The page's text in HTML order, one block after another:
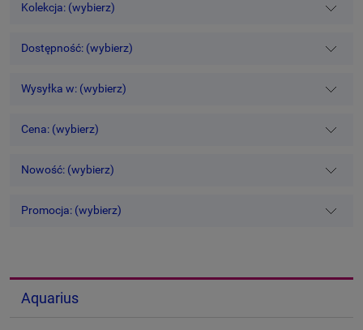
Kolekcja: (wybierz)
Dostępność: (wybierz)
Wysyłka w: (wybierz)
Cena: (wybierz)
Nowość: (wybierz)
Promocja: (wybierz)
Aquarius